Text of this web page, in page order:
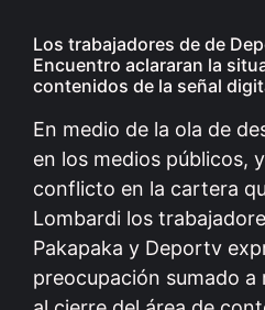
Los trabajadores de de
Encuentro aclararan la
contenidos de la señal
En medio de la ola de
en los medios públicos,
conflicto en la cartera
Lombardi los
Pakapaka y Deportv
preocupación sumado